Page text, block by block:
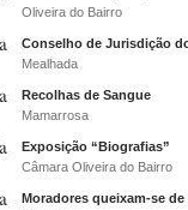
Oliveira do Bairro
Conselho de Jurisdição
Mealhada
Recolhas de Sangue
Mamarrosa
Exposição “Biografias”
Câmara Oliveira do Bairro
Moradores queixam-se